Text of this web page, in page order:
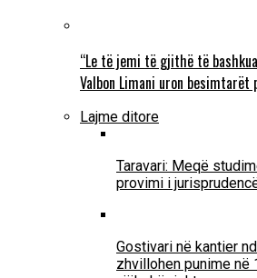
“Le të jemi të gjithë të
Valbon Limani uron besimtarët
Lajme ditore
Taravari: Meqë
provimi i
Gostivari në kantier
zhvillohen punime në